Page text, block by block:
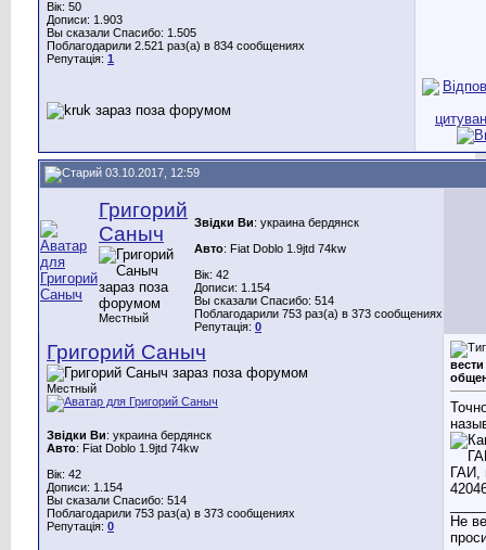
Вік: 50
Дописи: 1.903
Вы сказали Спасибо: 1.505
Поблагодарили 2.521 раз(а) в 834 сообщениях
Репутація: 1
03.10.2017, 12:59
Григорий
Саныч
Местный
Звідки Ви: украина бердянск
Авто: Fiat Doblo 1.9jtd 74kw
Вік: 42
Дописи: 1.154
Вы сказали Спасибо: 514
Поблагодарили 753 раз(а) в 373 сообщениях
Репутація: 0
Григорий Саныч
Местный
Звідки Ви: украина бердянск
Авто: Fiat Doblo 1.9jtd 74kw
Вік: 42
Дописи: 1.154
Вы сказали Спасибо: 514
Поблагодарили 753 раз(а) в 373 сообщениях
Репутація: 0
Не